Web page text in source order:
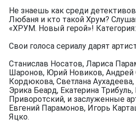
Не знаешь как среди
Любаня и кто такой Хрум?
«ХРУМ. Новый герой»!
Свои голоса сериалу дарят
Станислав Носатов, Лариса
Шаронов, Юрий Новиков, Андрей
Кордюкова, Светлана
Эрика Беард, Екатерина Трибуль,
Приворотский, и заслуженные
Евгений Парамонов, Игорь
Яцко.